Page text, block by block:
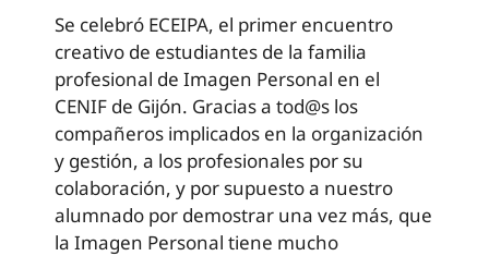
Se celebró ECEIPA, el primer encuentro
creativo de estudiantes de la familia
profesional de Imagen Personal en el
CENIF de Gijón. Gracias a tod@s los
compañeros implicados en la organización
y gestión, a los profesionales por su
colaboración, y por supuesto a nuestro
alumnado por demostrar una vez más, que
la Imagen Personal tiene mucho